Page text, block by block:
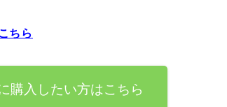
ちら
購入したい方はこちら